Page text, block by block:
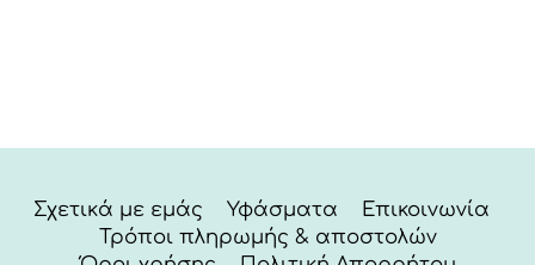
Σχετικά με εμάς Υφάσματα
Επικοινωνία
Τρόποι πληρωμής & αποστολών